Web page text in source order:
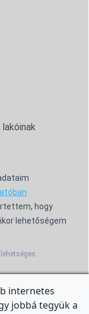
hogy
lehetőségem
internetes
jobbá tegyük a